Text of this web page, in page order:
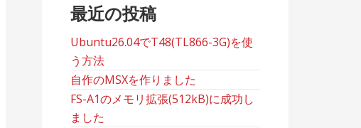
最近の投稿
Ubuntu26.04でT48(TL866-3G)を使
う方法
自作のMSXを作りました
FS-A1のメモリ拡張(512kB)に成功し
ました